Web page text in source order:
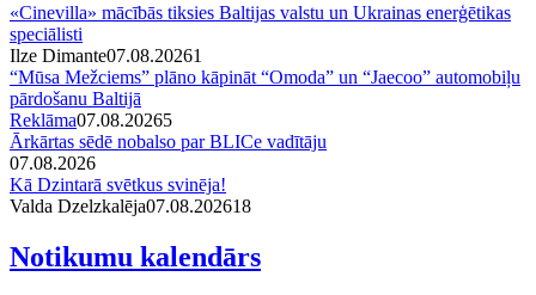
«Cinevilla» mācībās tiksies Baltijas valstu un Ukrainas enerģētikas
speciālisti
Ilze Dimante07.08.20261
“Mūsa Mežciems” plāno kāpināt “Omoda” un “Jaecoo” automobiļu
pārdošanu Baltijā
Reklāma07.08.20265
Ārkārtas sēdē nobalso par BLICe vadītāju
07.08.2026
Kā Dzintarā svētkus svinēja!
Valda Dzelzkalēja07.08.202618
Notikumu kalendārs